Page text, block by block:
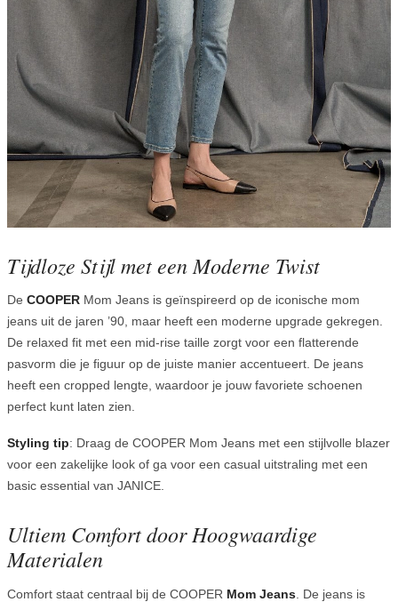
Tijdloze Stijl met een Moderne Twist
De COOPER Mom Jeans is geïnspireerd op de iconische mom
jeans uit de jaren ’90, maar heeft een moderne upgrade gekregen.
De relaxed fit met een mid-rise taille zorgt voor een flatterende
pasvorm die je figuur op de juiste manier accentueert. De jeans
heeft een cropped lengte, waardoor je jouw favoriete schoenen
perfect kunt laten zien.
Styling tip: Draag de COOPER Mom Jeans met een stijlvolle blazer
voor een zakelijke look of ga voor een casual uitstraling met een
basic essential van JANICE.
Ultiem Comfort door Hoogwaardige
Materialen
Comfort staat centraal bij de COOPER Mom Jeans . De jeans is